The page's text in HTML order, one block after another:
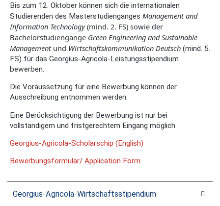
Bis zum 12. Oktober können sich die internationalen
Studierenden des Masterstudienganges Management and
Information Technology(mind. 2. FS) sowie der
Bachelorstudiengänge Green Engineering and Sustainable
Managementund Wirtschaftskommunikation Deutsch (mind. 5.
FS) für das Georgius-Agricola-Leistungsstipendium
bewerben.
Die Voraussetzung für eine Bewerbung können der
Ausschreibung entnommen werden.
Eine Berücksichtigung der Bewerbung ist nur bei
vollständigem und fristgerechtem Eingang möglich
Georgius-Agricola-Scholarschip (English)
Bewerbungsformular/ Application Form
Georgius-Agricola-Wirtschaftsstipendium